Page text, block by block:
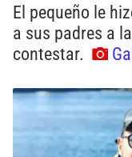
El pequeño le
a sus padres a
contestar.